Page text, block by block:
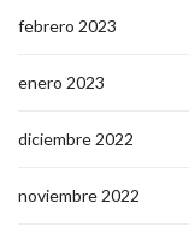
febrero 2023
enero 2023
diciembre 2022
noviembre 2022